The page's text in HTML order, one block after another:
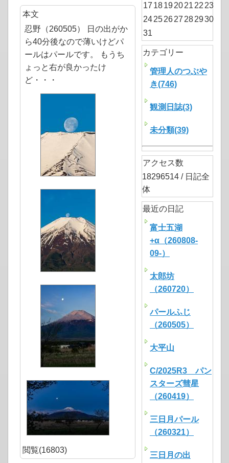
本文
忍野（260505） 日の出がか
ら40分後なので薄いけどパ
ールはパールです。 もうち
ょっと右が良かったけ
ど・・・
閲覧(16803)
17 18192021 22 23
24252627 282930
31
カテゴリー
管理人のつぶや
き(746)
観測日誌(3)
未分類(39)
アクセス数
18296514 / 日記全
体
最近の日記
富士五湖
+α（260808-
09-）
太郎坊
（260720）
パールふじ
（260505）
大平山
C/2025R3 パン
スターズ彗星
（260419）
三日月パール
（260321）
三日月の出